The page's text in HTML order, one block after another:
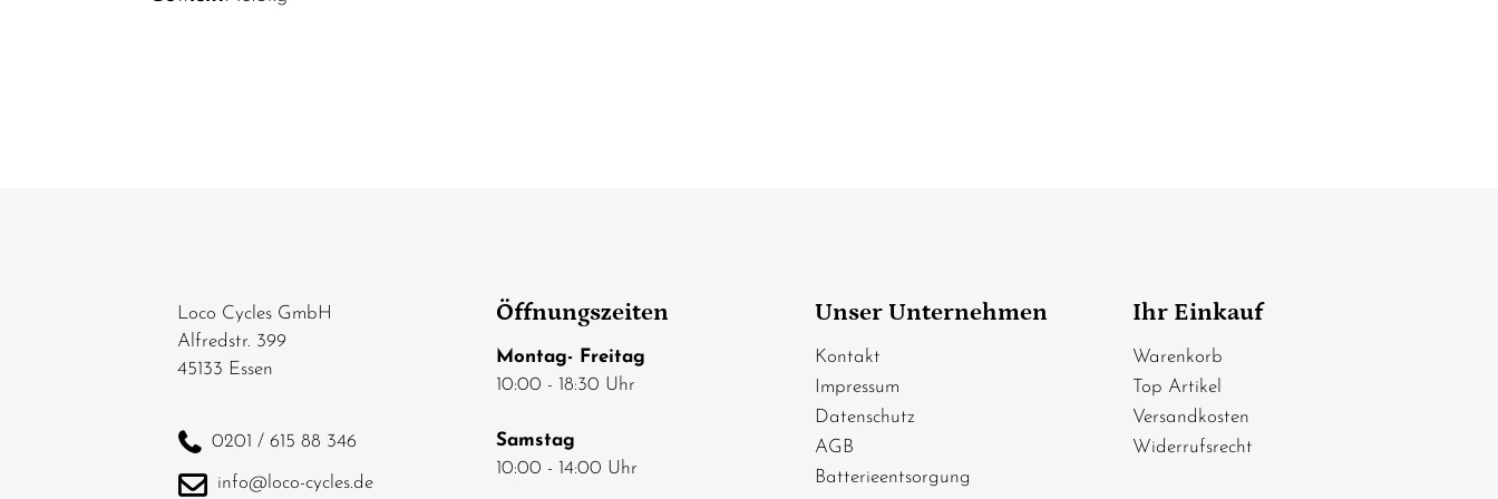
Loco Cycles GmbH
Alfredstr. 399
45133 Essen
0201 / 615 88 346
info@loco-cycles.de
Öffnungszeiten
Montag- Freitag
10:00 - 18:30 Uhr
Samstag
10:00 - 14:00 Uhr
Unser Unternehmen
Kontakt
Impressum
Datenschutz
AGB
Batterieentsorgung
Ihr Einkauf
Warenkorb
Top Artikel
Versandkosten
Widerrufsrecht